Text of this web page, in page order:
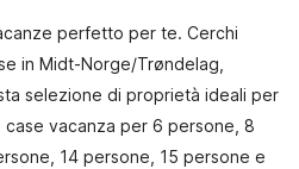
perfetto per te. Cerchi
in Midt-Norge/Trøndelag,
selezione di proprietà ideali per
vacanza per 6 persone, 8
14 persone, 15 persone e